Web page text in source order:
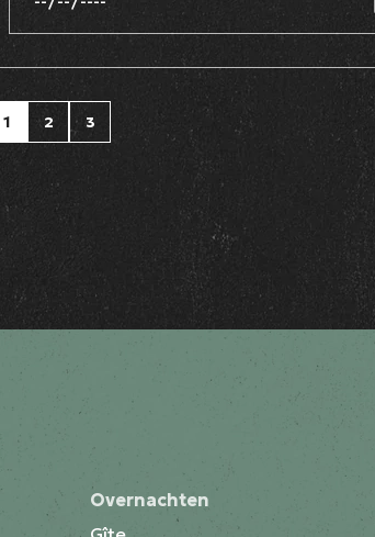
1 2 3
Overnachten